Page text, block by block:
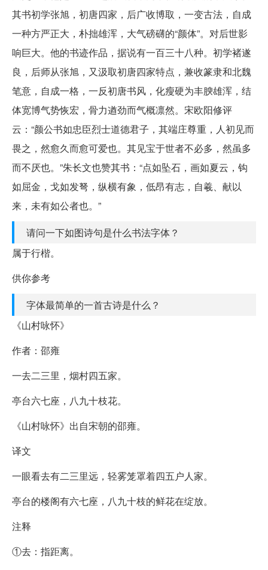
其书初学张旭，初唐四家，后广收博取，一变古法，自成
一种方严正大，朴拙雄浑，大气磅礴的“颜体”。对后世影
响巨大。他的书迹作品，据说有一百三十八种。初学褚遂
良，后师从张旭，又汲取初唐四家特点，兼收篆隶和北魏
笔意，自成一格，一反初唐书风，化瘦硬为丰腴雄浑，结
体宽博气势恢宏，骨力遒劲而气概凛然。宋欧阳修评
云：“颜公书如忠臣烈士道德君子，其端庄尊重，人初见而
畏之，然愈久而愈可爱也。其见宝于世者不必多，然虽多
而不厌也。”朱长文也赞其书：“点如坠石，画如夏云，钩
如屈金，戈如发弩，纵横有象，低昂有志，自羲、献以
来，未有如公者也。”
请问一下如图诗句是什么书法字体？
属于行楷。
供你参考
字体最简单的一首古诗是什么？
《山村咏怀》
作者：邵雍
一去二三里，烟村四五家。
亭台六七座，八九十枝花。
《山村咏怀》出自宋朝的邵雍。
译文
一眼看去有二三里远，轻雾笼罩着四五户人家。
亭台的楼阁有六七座，八九十枝的鲜花在绽放。
注释
①去：指距离。